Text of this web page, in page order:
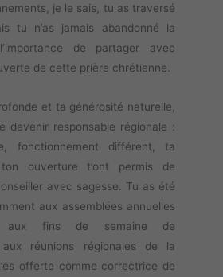
je le sais, tu as traversé
tu n’as jamais abandonné la
de partager avec
de cette prière chrétienne.
et ta générosité naturelle,
devenir responsable régionale :
fonctionnement différent, ta
ouverture t’ont permis de
avec sagesse. Tu as été
aux assemblées annuelles
aux fins de semaine de
aux réunions régionales de la
offerte comme correctrice de